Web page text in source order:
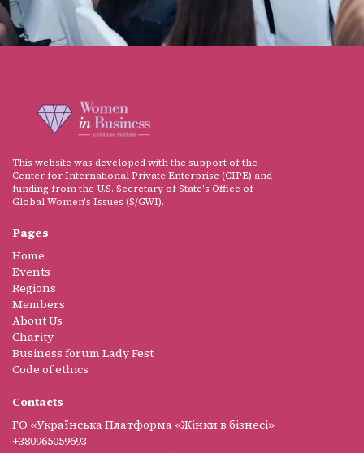
This website was developed with the support of the
Center for International Private Enterprise (CIPE) and
funding from the U.S. Secretary of State's Office of
Global Women's Issues (S/GWI).
Pages
Home
Events
Regions
Members
About Us
Charity
Business forum Lady Fest
Code of ethics
Contacts
ГО «Українська Платформа «Жінки в бізнесі»
+380965059693